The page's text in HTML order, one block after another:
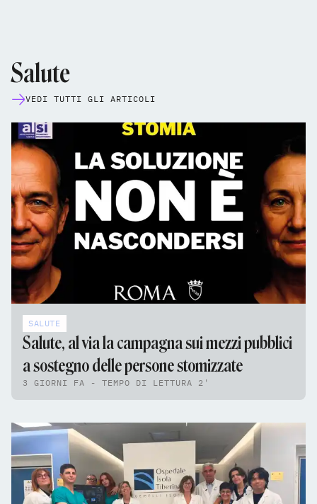
Salute
VEDI TUTTI GLI ARTICOLI
SALUTE
Salute, al via la campagna sui mezzi pubblici
a sostegno delle persone stomizzate
3 GIORNI FA - TEMPO DI LETTURA 2'